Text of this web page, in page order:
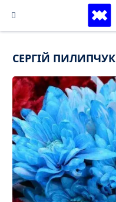
content
СЕРГІЙ ПИЛИПЧУК